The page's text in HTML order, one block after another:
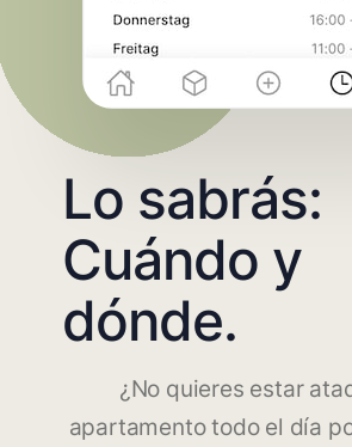
Lo sabrás:
Cuándo y
dónde.
¿No quieres estar
apartamento todo el día